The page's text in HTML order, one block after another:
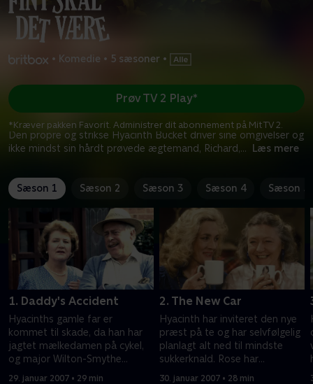
• Komedie • 5 sæsoner •
Den propre og strikse Hyacinth Bucket driver sine omgivelser og
ikke mindst sin hårdt prøvede ægtemand, Richard,... Læs mere
Prøv TV 2 Play*
*Kræver pakken Favorit. Administrer dit abonnement på Mit TV 2.
Sæson 1 Sæson 2 Sæson 3 Sæson 4 Sæson 5
1. Daddy's Accident
Hyacinths gamle far er
kommet til skade, da han har
jagtet mælkedamen på cykel,
og major Wilton-Smythe
29. januar 2007 • 29 min
2. The New Car
Hyacinth har inviteret den nye
præst på te og har selvfølgelig
planlagt alt ned til mindste
sukkerknald. Rose har
30. januar 2007 • 28 min